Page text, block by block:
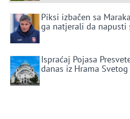
Piksi izbačen sa
ga natjerali da napusti
Ispraćaj Pojasa
danas iz Hrama Svetog